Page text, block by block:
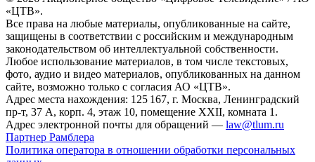
«ЦТВ».
Все права на любые материалы, опубликованные на сайте,
защищены в соответствии с российским и международным
законодательством об интеллектуальной собственности.
Любое использование материалов, в том числе текстовых,
фото, аудио и видео материалов, опубликованных на данном
сайте, возможно только с согласия АО «ЦТВ».
Адрес места нахождения: 125 167, г. Москва, Ленинградский
пр-т, 37 А, корп. 4, этаж 10, помещение XXII, комната 1.
Адрес электронной почты для обращений — law@tlum.ru
Партнер Рамблера
Политика оператора в отношении обработки персональных